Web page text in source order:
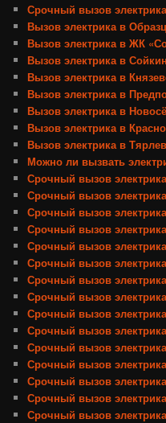
Срочный вызов
Вызов электрика в
Вызов электрика в ЖК
Вызов электрика в
Вызов электрика в
Вызов электрика в
Вызов электрика в
Вызов электрика в
Вызов электрика в
Можно ли вызвать
Срочный вызов
Срочный вызов
Срочный вызов
Срочный вызов
Срочный вызов
Срочный вызов
Срочный вызов
Срочный вызов
Срочный вызов
Срочный вызов
Срочный вызов
Срочный вызов
Срочный вызов
Срочный вызов
Срочный вызов